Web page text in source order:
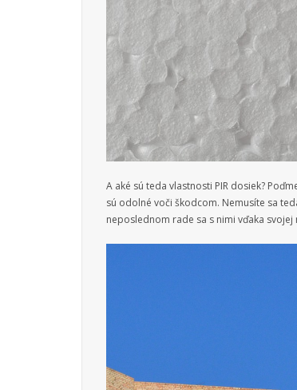
A aké sú teda vlastnosti PIR dosiek?
sú odolné voči škodcom. Nemusíte sa
neposlednom rade sa s nimi vďaka